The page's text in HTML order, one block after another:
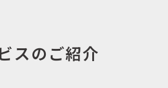
スのご紹介